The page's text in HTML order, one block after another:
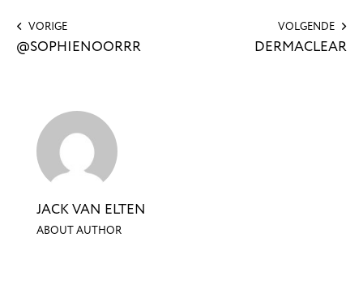
VORIGE
@SOPHIENOORRR
VOLGENDE
DERMACLEAR
JACK VAN ELTEN
ABOUT AUTHOR